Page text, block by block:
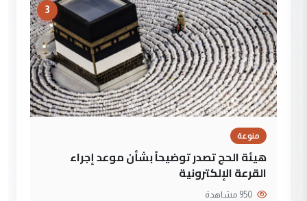
3
منوعة
هيئة الحج تصدر توضيحاً بشأن موعد إجراء
القرعة الإلكترونية